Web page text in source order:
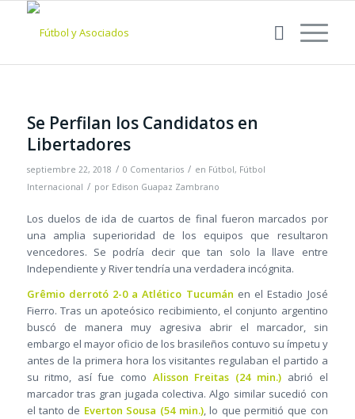
Se Perfilan los Candidatos en
Libertadores
septiembre 22, 2018 / 0 Comentarios / en Fútbol, Fútbol
Internacional / por Edison Guapaz Zambrano
Los duelos de ida de cuartos de final fueron marcados por
una amplia superioridad de los equipos que resultaron
vencedores. Se podría decir que tan solo la llave entre
Independiente y River tendría una verdadera incógnita.
Grêmio derrotó 2-0 a Atlético Tucumán en el Estadio José
Fierro. Tras un apoteósico recibimiento, el conjunto argentino
buscó de manera muy agresiva abrir el marcador, sin
embargo el mayor oficio de los brasileños contuvo su ímpetu y
antes de la primera hora los visitantes regulaban el partido a
su ritmo, así fue como Alisson Freitas (24 min.)abrió el
marcador tras gran jugada colectiva. Algo similar sucedió con
el tanto de Everton Sousa (54 min.), lo que permitió que con